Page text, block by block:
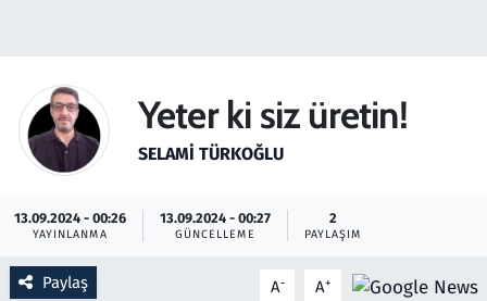
Yeter ki siz üretin!
SELAMI TÜRKOĞLU
13.09.2024 - 00:26
YAYINLANMA
13.09.2024 - 00:27
GÜNCELLEME
2
PAYLAŞIM
Paylaş A- A+
Haber
Kültür Sanat
Kurumsal Haberler